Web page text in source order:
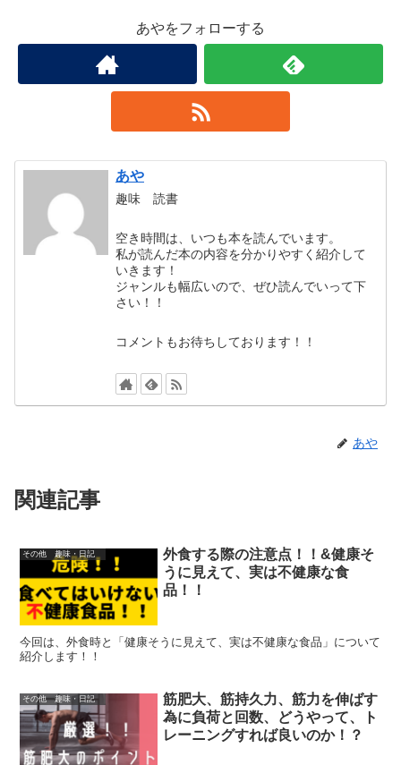
あやをフォローする
あや
趣味 読書
空き時間は、いつも本を読んでいます。
私が読んだ本の内容を分かりやすく紹介して
いきます！
ジャンルも幅広いので、ぜひ読んでいって下
さい！！
コメントもお待ちしております！！
あや
関連記事
その他 趣味・日記
外食する際の注意点！！&健康そ
うに見えて、実は不健康な食
品！！
今回は、外食時と「健康そうに見えて、実は不健康な食品」について
紹介します！！
その他 趣味・日記
筋肥大、筋持久力、筋力を伸ばす
為に負荷と回数、どうやって、ト
レーニングすれば良いのか！？